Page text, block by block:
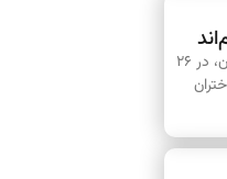
طالبان پس از قدرت‌گیری شان در افغانستان، در ۲۶